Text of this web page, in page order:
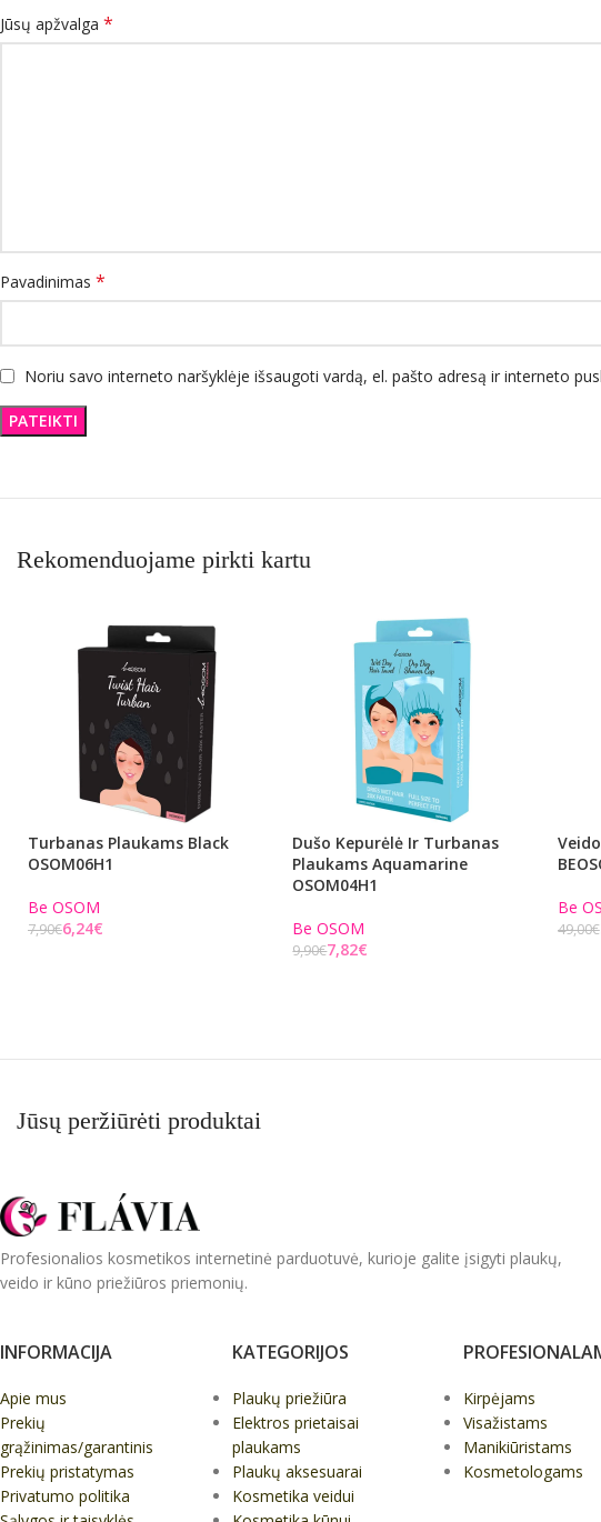
Jūsų apžvalga *
Pavadinimas *
Noriu savo interneto naršyklėje išsaugoti vardą, el. pašto adresą ir interneto
Rekomenduojame pirkti kartu
Turbanas Plaukams Black
OSOM06H1
Be OSOM
7,90€6,24€
Dušo Kepurėlė Ir Turbanas
Plaukams Aquamarine
OSOM04H1
Be OSOM
9,90€7,82€
Be
49,00€
Jūsų peržiūrėti produktai
Profesionalios kosmetikos internetinė parduotuvė, kurioje galite įsigyti plaukų,
veido ir kūno priežiūros priemonių.
INFORMACIJA
Apie mus
Prekių
grąžinimas/garantinis
Prekių pristatymas
Privatumo politika
KATEGORIJOS
Plaukų priežiūra
Elektros prietaisai
plaukams
Plaukų aksesuarai
Kosmetika veidui
Kirpėjams
Visažistams
Manikiūristams
Kosmetologams